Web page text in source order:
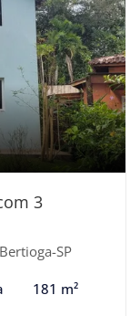
3
SP
181 m²